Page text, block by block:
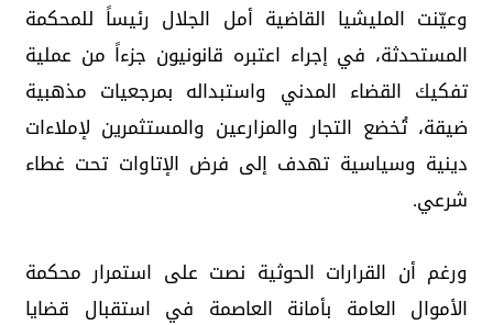
وعيّنت المليشيا القاضية أمل الجلال رئيساً للمحكمة
المستحدثة، في إجراء اعتبره قانونيون جزءاً من عملية
تفكيك القضاء المدني واستبداله بمرجعيات مذهبية
ضيقة، تُخضع التجار والمزارعين والمستثمرين لإملاءات
دينية وسياسية تهدف إلى فرض الإتاوات تحت غطاء
شرعي.
ورغم أن القرارات الحوثية نصت على استمرار محكمة
الأموال العامة بأمانة العاصمة في استقبال قضايا